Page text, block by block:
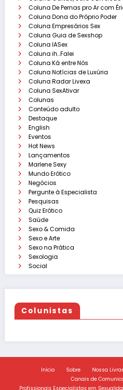
Coluna De Pernas pro Ar com
Coluna Dona do Próprio Poder
Coluna Empresários Sex
Coluna Guia de Sexshop
Coluna IASex
Coluna ih…Falei
Coluna Ká entre Nós
Coluna Notícias de Luxúria
Coluna Radar Livexa
Coluna SexAtivar
Colunas
Conteúdo adulto
Destaque
English
Eventos
Hot News
Lançamentos
Marlene Sexy
Mundo Erótico
Negócios
Pergunte à Especialista
Pesquisas
Quiz Erótico
Saúde
Sexo & Comida
Sexo e Arte
Sexo na Prática
Sexologia
Social
Colunistas
Início Sobre Nossa
Canais de
Profissionais Especialistas em